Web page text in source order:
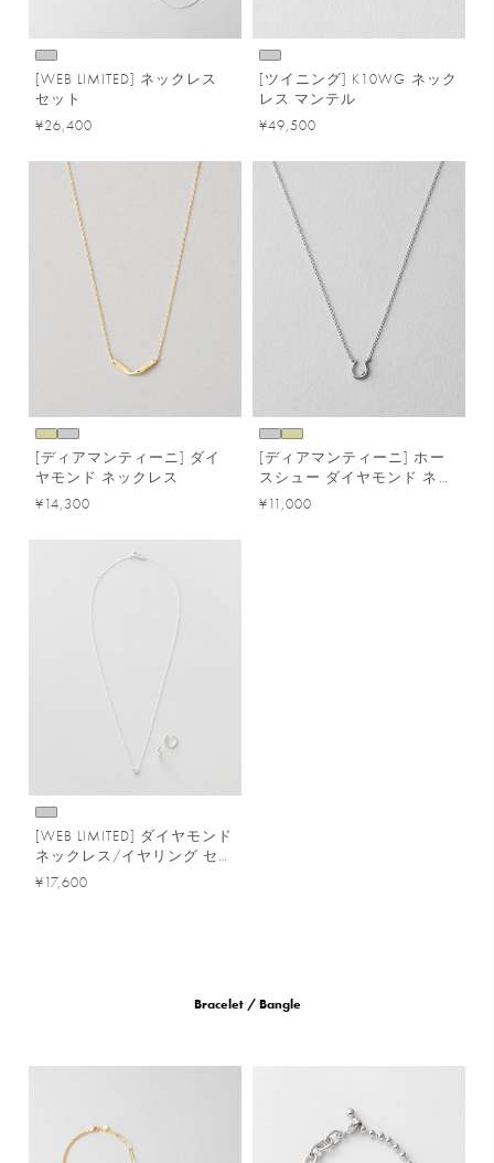
[WEB LIMITED] ネックレス
セット
¥26,400
[ツイニング] K10WG ネック
レス マンテル
¥49,500
[ディアマンティーニ] ダイ
ヤモンド ネックレス
¥14,300
[ディアマンティーニ] ホー
スシュー ダイヤモンド ネッ
クレス
¥11,000
[WEB LIMITED] ダイヤモンド
ネックレス/イヤリング セッ
ト
¥17,600
Bracelet / Bangle